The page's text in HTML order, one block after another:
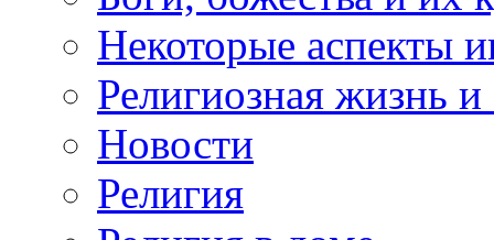
Некоторые аспекты
Религиозная жизнь
Новости
Религия